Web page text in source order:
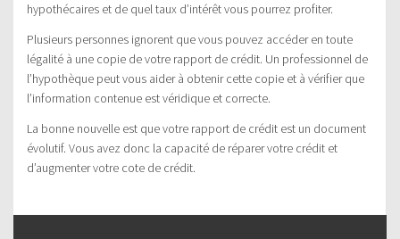
hypothécaires et de quel taux d’intérêt vous pourrez profiter.
Plusieurs personnes ignorent que vous pouvez accéder en toute
légalité à une copie de votre rapport de crédit. Un professionnel de
l’hypothèque peut vous aider à obtenir cette copie et à vérifier que
l’information contenue est véridique et correcte.
La bonne nouvelle est que votre rapport de crédit est un document
évolutif. Vous avez donc la capacité de réparer votre crédit et
d’augmenter votre cote de crédit.